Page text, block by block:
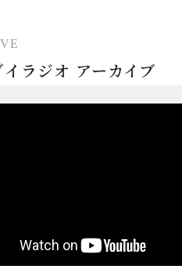
ラジオ アーカイブ